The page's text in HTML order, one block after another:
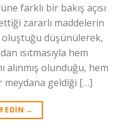
farklı bir bakış açısı
zararlı maddelerin
oluştuğu düşünülerek,
ısıtmasıyla hem
olunduğu, hem
meydana geldiği […]
EDIN →